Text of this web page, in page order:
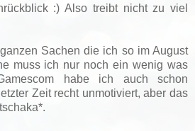
:) Also treibt nicht zu viel
Sachen die ich so im August
muss ich nur noch ein wenig was
habe ich auch schon
Zeit recht unmotiviert, aber das